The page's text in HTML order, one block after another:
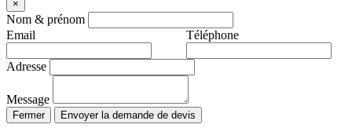
×
Nom & prénom
Email
Téléphone
Adresse
Message
Fermer Envoyer la demande de devis